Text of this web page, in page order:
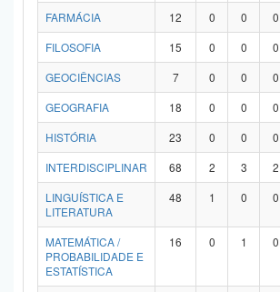
FARMÁCIA
12 0 0 0
FILOSOFIA
15 0 0 0
GEOCIÊNCIAS
7 0 0 0
GEOGRAFIA
18 0 0 0
HISTÓRIA
23 0 0 0
INTERDISCIPLINAR
68 2 3 2
LINGUÍSTICA E
LITERATURA
48 1 0 0
MATEMÁTICA /
PROBABILIDADE E
ESTATÍSTICA
16 0 1 0